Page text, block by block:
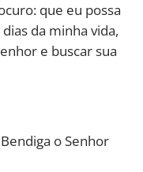
que eu possa
da minha vida,
e buscar sua
o Senhor